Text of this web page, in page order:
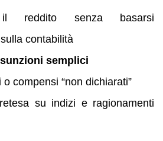
il reddito senza basarsi
contabilità
semplici
compensi “non dichiarati”
su indizi e ragionamenti